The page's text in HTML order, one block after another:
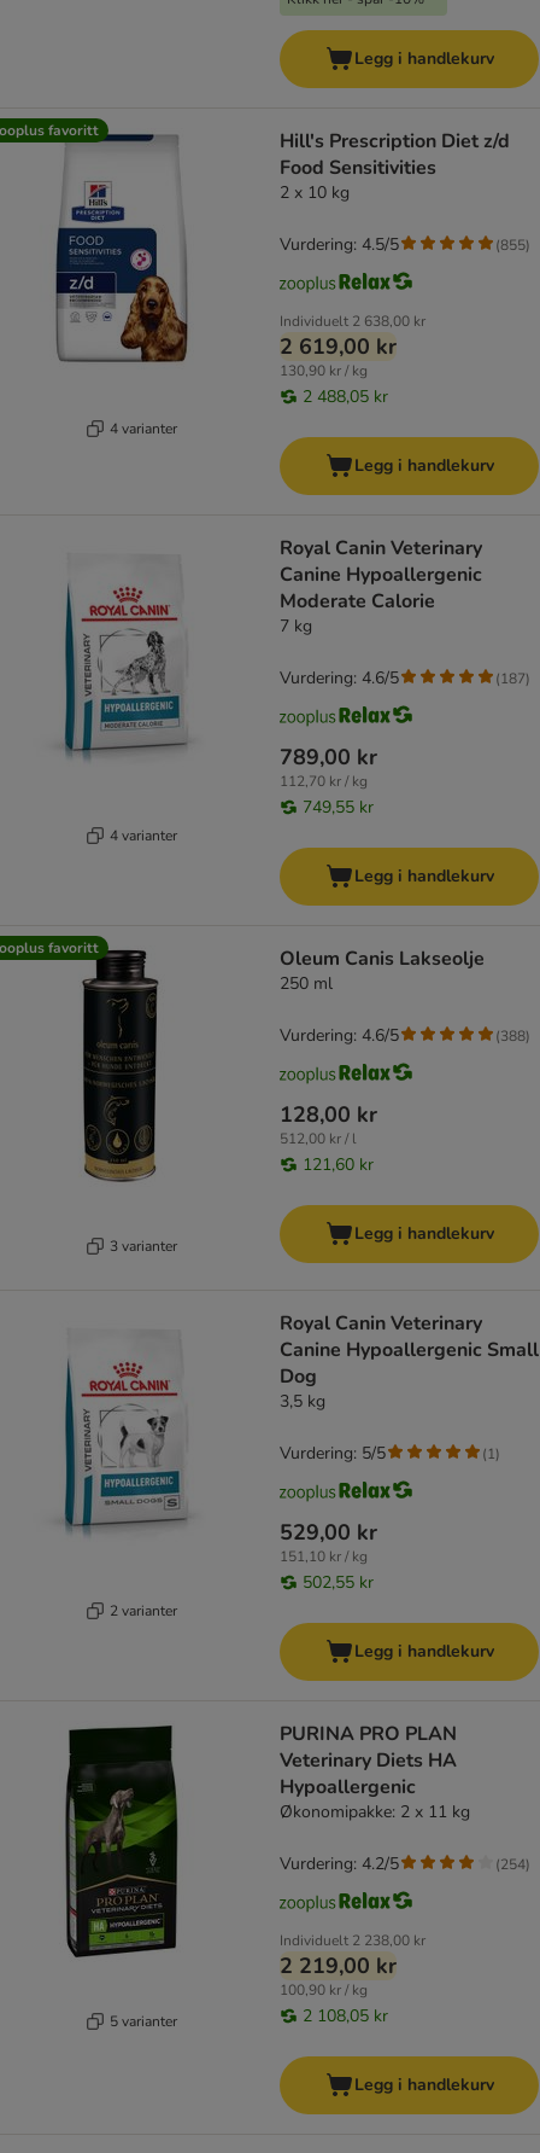
Legg i handlekurv
favoritt
4 varianter
Hill's Prescription Diet z/d
Food Sensitivities
2 x 10 kg
Individuelt 2 638,00 kr
2 619,00 kr
130,90 kr / kg
2 488,05 kr
Vurdering: 4.5/5 (855)
Legg i handlekurv
4 varianter
Royal Canin Veterinary
Canine Hypoallergenic
Moderate Calorie
7 kg
789,00 kr
112,70 kr / kg
749,55 kr
Vurdering: 4.6/5 (187)
Legg i handlekurv
favoritt
3 varianter
Oleum Canis Lakseolje
250 ml
128,00 kr
512,00 kr / l
121,60 kr
Vurdering: 4.6/5 (388)
Legg i handlekurv
2 varianter
Royal Canin Veterinary
Canine Hypoallergenic Small
Dog
3,5 kg
529,00 kr
151,10 kr / kg
502,55 kr
Vurdering: 5/5 (1)
Legg i handlekurv
5 varianter
PURINA PRO PLAN
Veterinary Diets HA
Hypoallergenic
Økonomipakke: 2 x 11 kg
Individuelt 2 238,00 kr
2 219,00 kr
100,90 kr / kg
2 108,05 kr
Vurdering: 4.2/5 (254)
Legg i handlekurv